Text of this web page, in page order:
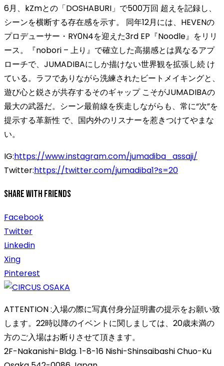
6月、kZmとの「DOSHABURI」で500万回 超えを記録し、
シーンを横断する存在感を示す。 同年12月には、HEVENの
プロデューサー・RY0N4を迎えた3rd EP『Noodle』をリリ
ース。『nobori – 上り』で確立した高揚感とは異なるアプ
ローチで、JUMADIBAにしか描けない世界観を拡張し続 け
ている。ラフでありながら洗練されたビートメイキングと、
遊び心と鋭さが共存するそのギャップ こそがJUMADIBAの
最大の武器だ。シーン最前線を疾走しながらも、常に“次”を
提示する革新性 で、国内外のリスナーを惹きつけてやまな
い。
IG:https://www.instagram.com/jumadiba_assaji/
Twitter:https://twitter.com/jumadiba1?s=20
Share With Friends
Facebook
Twitter
Linkedin
Xing
Pinterest
ATTENTION :入場の際に写真付身分証明書の提示をお願い致
します。22時以降のイベントに関しましては、20歳未満の
方のご入場はお断りさせて頂きます。
2F-Nakanishi-Bldg. 1-8-16 Nishi-Shinsaibashi Chuo-Ku